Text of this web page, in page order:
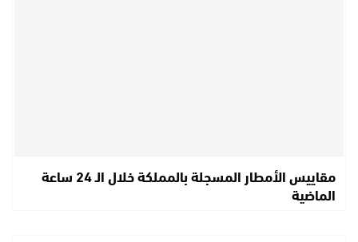
مقاييس الأمطار المسجلة بالمملكة خلال الـ 24 ساعة
الماضية